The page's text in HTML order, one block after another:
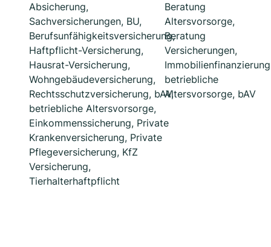
Absicherung,
Sachversicherungen, BU,
Berufsunfähigkeitsversicherung,
Haftpflicht-Versicherung,
Hausrat-Versicherung,
Wohngebäudeversicherung,
Rechtsschutzversicherung, bAV,
betriebliche Altersvorsorge,
Einkommenssicherung, Private
Krankenversicherung, Private
Pflegeversicherung, KfZ
Versicherung,
Tierhalterhaftpflicht
Beratung
Altersvorsorge,
Beratung
Versicherungen,
betriebliche
Altersvorsorge, bAV